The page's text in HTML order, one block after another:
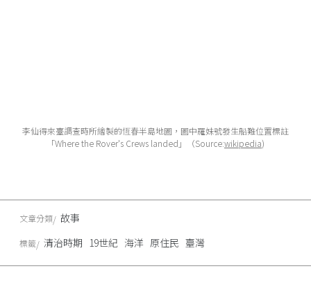
李仙得來臺調查時所繪製的恆春半島地圖，圖中羅妹號發生船難位置標註
「Where the Rover's Crews landed」（Source:wikipedia)
文章分類 故事
標籤 清治時期 19世紀 海洋 原住民 臺灣